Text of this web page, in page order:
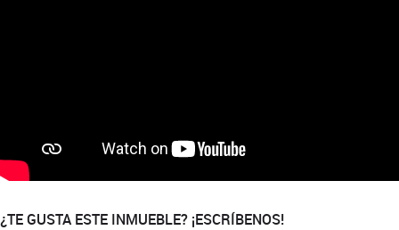
¿TE GUSTA ESTE INMUEBLE? ¡ESCRÍBENOS!